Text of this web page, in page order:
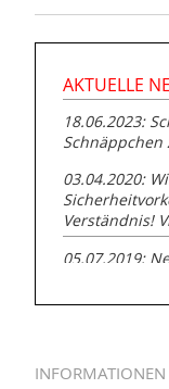
AKTUELLE
18.06.2023:
Schnäppchen
03.04.2020:
Verständnis!
05.07.2019:
04.11.2018:
INFORMATIONEN